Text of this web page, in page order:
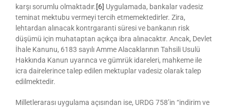
karşı sorumlu olmaktadır.[6] Uygulamada, bankalar vadesiz
teminat mektubu vermeyi tercih etmemektedirler. Zira,
lehtardan alınacak kontrgaranti süresi ve bankanın risk
düşümü için muhataptan açıkça ibra alınacaktır. Ancak, Devlet
İhale Kanunu, 6183 sayılı Amme Alacaklarının Tahsili Usulü
Hakkında Kanun uyarınca ve gümrük idareleri, mahkeme ile
icra dairelerince talep edilen mektuplar vadesiz olarak talep
edilmektedir.
Milletlerarası uygulama açısından ise, URDG 758’in “indirim ve